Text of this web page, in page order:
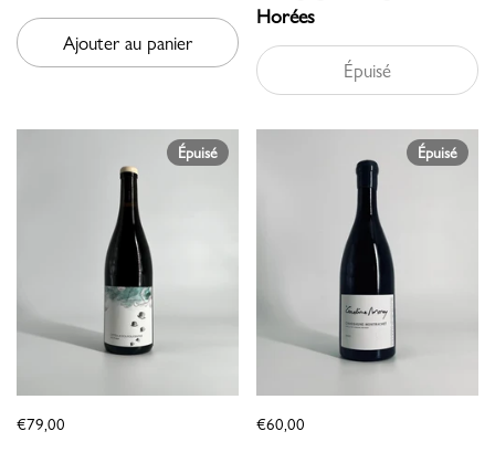
Ajouter au panier
Horées
Épuisé
€79,00
Épuisé
€60,00
Épuisé